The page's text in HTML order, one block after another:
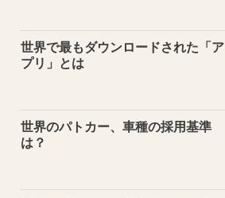
世界で最もダウンロードされた「ア
プリ」とは
世界のパトカー、車種の採用基準
は？